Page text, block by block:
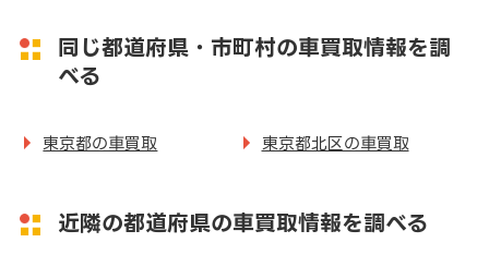
同じ都道府県・市町村の車買取情報を調
べる
東京都の車買取 東京都北区の車買取
近隣の都道府県の車買取情報を調べる